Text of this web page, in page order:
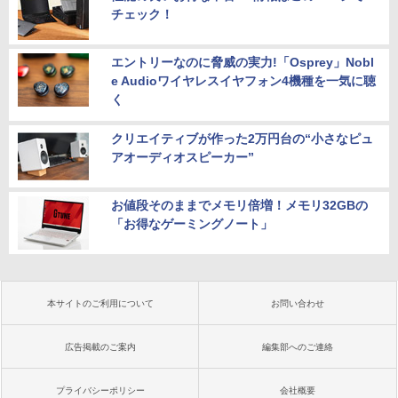
チェック！
エントリーなのに脅威の実力!「Osprey」Nobl
e Audioワイヤレスイヤフォン4機種を一気に聴
く
クリエイティブが作った2万円台の“小さなピュ
アオーディオスピーカー”
お値段そのままでメモリ倍増！メモリ32GBの
「お得なゲーミングノート」
本サイトのご利用について お問い合わせ
広告掲載のご案内 編集部へのご連絡
プライバシーポリシー 会社概要